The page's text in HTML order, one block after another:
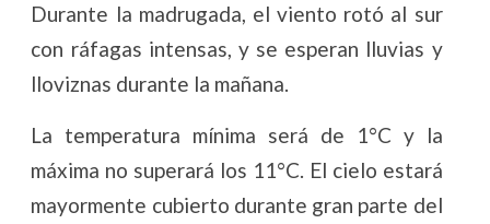
Durante la madrugada, el viento rotó al sur
con ráfagas intensas, y se esperan lluvias y
lloviznas durante la mañana.
La temperatura mínima será de 1°C y la
máxima no superará los 11°C. El cielo estará
mayormente cubierto durante gran parte del